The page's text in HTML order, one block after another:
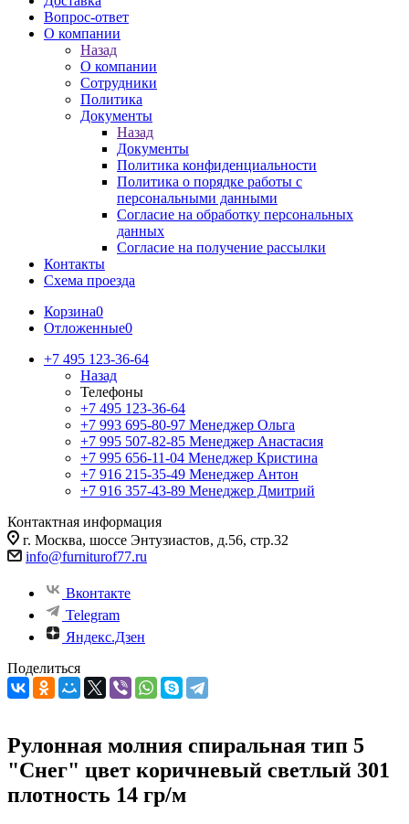
Вопрос-ответ
О компании
Назад
О компании
Сотрудники
Политика
Документы
Назад
Документы
Политика конфиденциальности
Политика о порядке работы с
персональными данными
Согласие на обработку персональных
данных
Согласие на получение рассылки
Контакты
Схема проезда
Корзина0
Отложенные0
+7 495 123-36-64
Назад
Телефоны
+7 495 123-36-64
+7 993 695-80-97 Менеджер Ольга
+7 995 507-82-85 Менеджер Анастасия
+7 995 656-11-04 Менеджер Кристина
+7 916 215-35-49 Менеджер Антон
+7 916 357-43-89 Менеджер Дмитрий
Контактная информация
г. Москва, шоссе Энтузиастов, д.56, стр.32
info@furniturof77.ru
Вконтакте
Telegram
Яндекс.Дзен
Поделиться
Рулонная молния спиральная тип 5
"Снег" цвет коричневый светлый 301
плотность 14 гр/м